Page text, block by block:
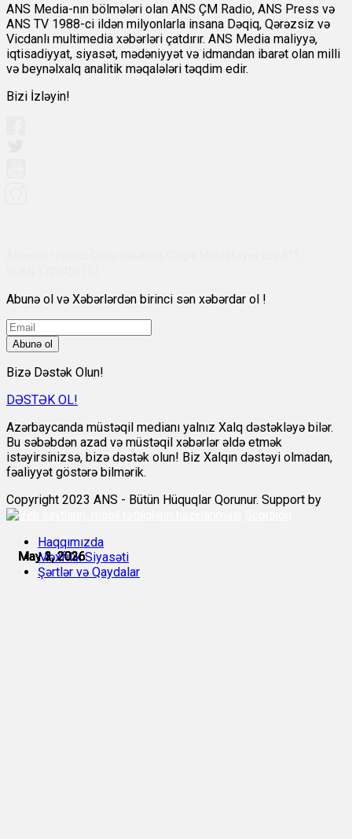
May 1, 2026
May 2, 2026
May 2, 2026
May 2, 2026
May 3, 2026
May 3, 2026
ANS Media-nın bölmələri olan ANS ÇM Radio, ANS Press və
ANS TV 1988-ci ildən milyonlarla insana Dəqiq, Qərəzsiz və
Vicdanlı multimedia xəbərləri çatdırır. ANS Media maliyyə,
iqtisadiyyat, siyasət, mədəniyyət və idmandan ibarət olan milli
və beynəlxalq analitik məqalələri təqdim edir.
Bizi İzləyin!
Abunə ol və Xəbərlərdən birinci sən xəbərdar ol !
Abunə ol
Bizə Dəstək Olun!
DƏSTƏK OL!
Azərbaycanda müstəqil medianı yalnız Xalq dəstəkləyə bilər.
Bu səbəbdən azad və müstəqil xəbərlər əldə etmək
istəyirsinizsə, bizə dəstək olun! Biz Xalqın dəstəyi olmadan,
fəaliyyət göstərə bilmərik.
Copyright 2023 ANS - Bütün Hüquqlar Qorunur. Support by
Haqqımızda
Məxfilik Siyasəti
Şərtlər və Qaydalar